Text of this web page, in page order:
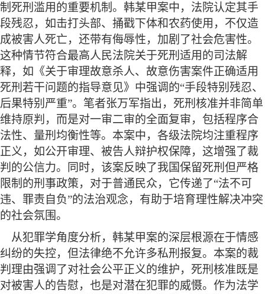
制死刑滥用的重要机制。韩某甲案中，法院认定其手
段残忍，如击打头部、捅戳下体和农药使用，不仅造
成被害人死亡，还带有侮辱性，加剧了社会危害性。
这种情节符合最高人民法院关于死刑适用的司法解
释，如《关于审理故意杀人、故意伤害案件正确适用
死刑若干问题的指导意见》中强调的“手段特别残忍、
后果特别严重”。笔者张万军指出，死刑核准并非简单
维持原判，而是对一审二审的全面复审，包括程序合
法性、量刑均衡性等。本案中，各级法院均注重程序
正义，如公开审理、被告人辩护权保障，这增强了裁
判的公信力。同时，该案反映了我国保留死刑但严格
限制的刑事政策，对于普通民众，它传递了“法不可
违、罪责自负”的法治观念，有助于培育理性解决冲突
的社会氛围。
从犯罪学角度分析，韩某甲案的深层根源在于情感
纠纷的失控，但法律绝不允许多私刑报复。本案的裁
判理由强调了对社会公平正义的维护，死刑核准既是
对被害人的告慰，也是对潜在犯罪的威慑。作为法学